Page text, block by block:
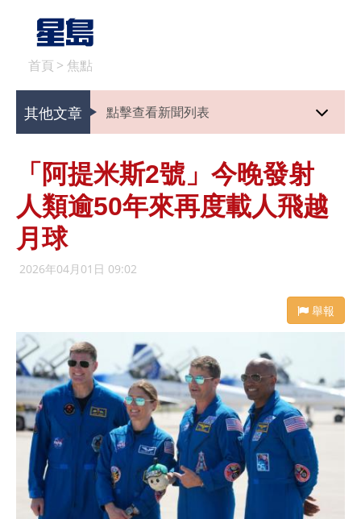
首頁 > 焦點
其他文章 點擊查看新聞列表
「阿提米斯2號」今晚發射
人類逾50年來再度載人飛越
月球
2026年04月01日 09:02
舉報